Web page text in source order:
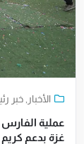
الأخبار ,خبر
غزة بدعم